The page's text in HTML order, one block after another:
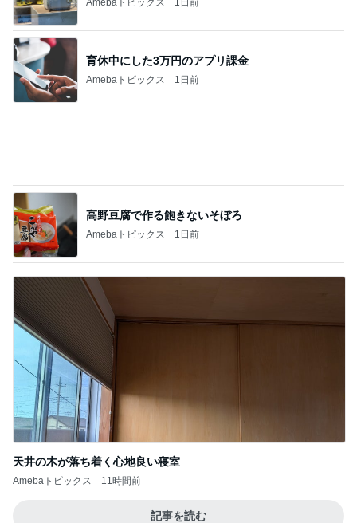
育休中にした3万円のアプリ課金
Amebaトピックス 1日前
高野豆腐で作る飽きないそぼろ
Amebaトピックス 1日前
天井の木が落ち着く心地良い寝室
Amebaトピックス 11時間前
記事を読む